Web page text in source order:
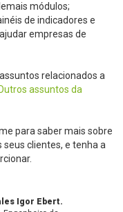
módulos;
de indicadores e
empresas de
relacionados a
assuntos da
para saber mais sobre
clientes, e tenha a
Igor Ebert.